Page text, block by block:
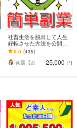
社畜生活を脱出して人生
好転させた方法を公開し
ます ツールで自動化→底
辺人生から解放されて理
想の生活♪
5.0 (435)
南国【おうち副業で月収100万】
25,000 円